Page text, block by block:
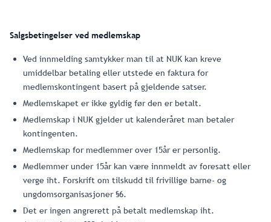
Salgsbetingelser ved medlemskap
Ved innmelding samtykker man til at NUK kan kreve
umiddelbar betaling eller utstede en faktura for
medlemskontingent basert på gjeldende satser.
Medlemskapet er ikke gyldig før den er betalt.
Medlemskap i NUK gjelder ut kalenderåret man betaler
kontingenten.
Medlemskap for medlemmer over 15år er personlig.
Medlemmer under 15år kan være innmeldt av foresatt eller
verge iht. Forskrift om tilskudd til frivillige barne- og
ungdomsorganisasjoner §6.
Det er ingen angrerett på betalt medlemskap iht.